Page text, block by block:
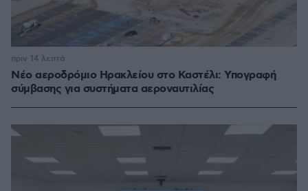
Νέο αεροδρόμιο Ηρακλείου στο Καστέλι: Υπογραφή
σύμβασης για συστήματα αεροναυτιλίας
πριν 14 λεπτά